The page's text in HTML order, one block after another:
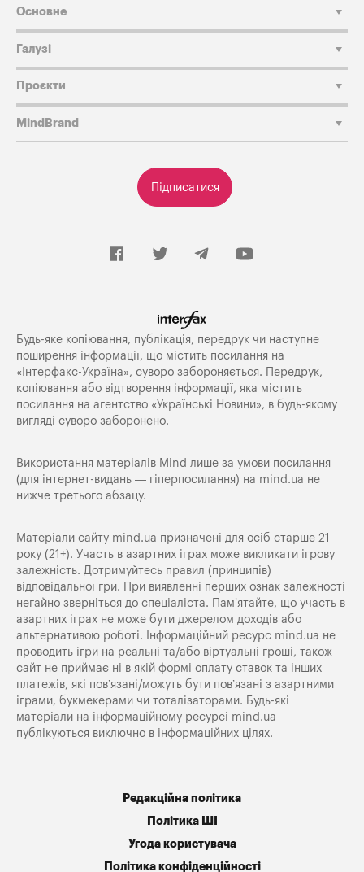
Підписатися
Основне
Галузі
Проєкти
MindBrand
Будь-яке копiювання, публiкацiя, передрук чи наступне
поширення iнформацiї, що мiстить посилання на
«Iнтерфакс-Україна», суворо забороняється. Передрук,
копіювання або відтворення інформації, яка містить
посилання на агентство «Українські Новини», в будь-якому
вигляді суворо заборонено.
Використання матеріалів Mind лише за умови посилання
(для інтернет-видань — гіперпосилання) на mind.ua не
нижче третього абзацу.
Матеріали сайту mind.ua призначені для осіб старше 21
року (21+). Участь в азартних іграх може викликати ігрову
залежність. Дотримуйтесь правил (принципів)
відповідальної гри. При виявленні перших ознак залежності
негайно зверніться до спеціаліста. Пам'ятайте, що участь в
азартних іграх не може бути джерелом доходів або
альтернативою роботі. Інформаційний ресурс mind.ua не
проводить ігри на реальні та/або віртуальні гроші, також
сайт не приймає ні в якій формі оплату ставок та інших
платежів, які пов’язані/можуть бути пов’язані з азартними
іграми, букмекерами чи тоталізаторами. Будь-які
матеріали на інформаційному ресурсі mind.ua
публікуються виключно в інформаційних цілях.
Редакційна політика
Політика ШІ
Угода користувача
Політика конфіденційності